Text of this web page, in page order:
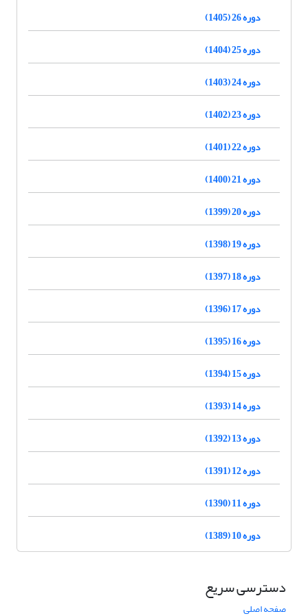
دوره 26 (1405)
دوره 25 (1404)
دوره 24 (1403)
دوره 23 (1402)
دوره 22 (1401)
دوره 21 (1400)
دوره 20 (1399)
دوره 19 (1398)
دوره 18 (1397)
دوره 17 (1396)
دوره 16 (1395)
دوره 15 (1394)
دوره 14 (1393)
دوره 13 (1392)
دوره 12 (1391)
دوره 11 (1390)
دوره 10 (1389)
دسترسی سریع
صفحه اصلی